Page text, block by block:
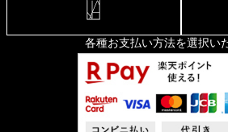
各種お支払い方法を選択い